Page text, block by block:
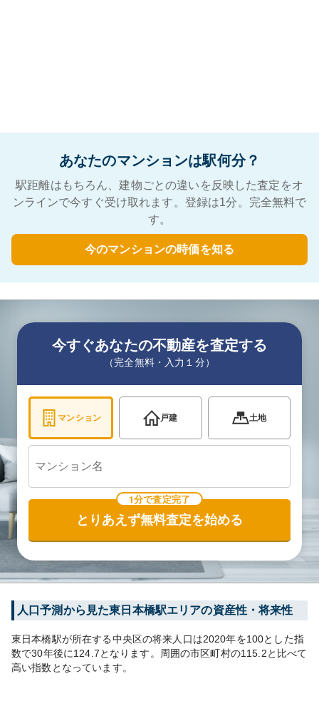
あなたのマンションは駅何分？
駅距離はもちろん、建物ごとの違いを反映した査定をオ
ンラインで今すぐ受け取れます。登録は1分。完全無料で
す。
今のマンションの時価を知る
今すぐあなたの不動産を査定する
（完全無料・入力１分）
マンション 戸建 土地
1分で査定完了
とりあえず無料査定を始める
人口予測から見た東日本橋駅エリアの資産性・将来性
東日本橋駅が所在する中央区の将来人口は2020年を100とした指
数で30年後に124.7となります。 周囲の市区町村の115.2と比べて
高い指数となっています。